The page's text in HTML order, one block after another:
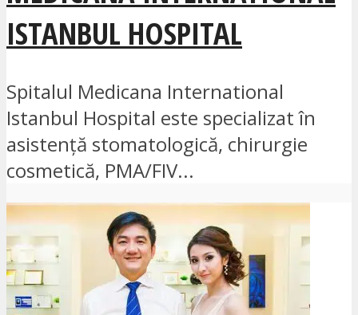
ISTANBUL HOSPITAL
Spitalul Medicana International
Istanbul Hospital este specializat în
asistență stomatologică, chirurgie
cosmetică, PMA/FIV...